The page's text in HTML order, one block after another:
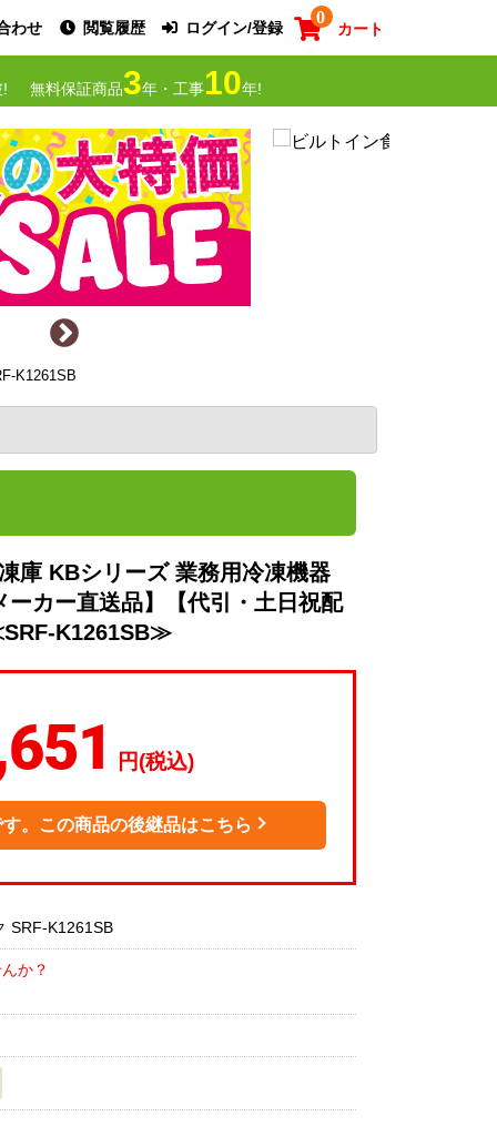
わせ 閲覧履歴 ログイン/登録
0
カート
無料保証商品3年・工事10年!
K1261SB
庫 KBシリーズ 業務用冷凍機器
カー直送品】【代引・土日祝配
K1261SB≫
円(税込)
。この商品の後継品はこちら
SRF-K1261SB
か？